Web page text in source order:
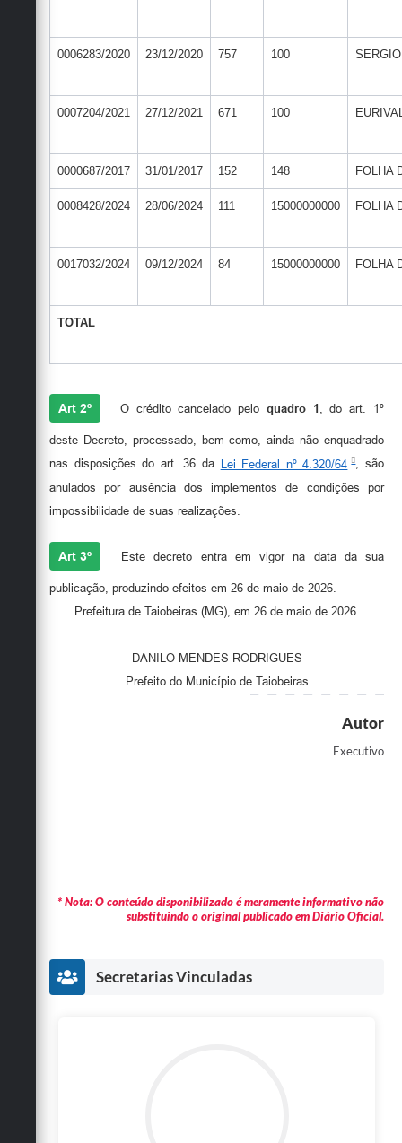
0006283/2020 23/12/2020 757 100
0007204/2021 27/12/2021 671 100
0000687/2017 31/01/2017 152 148 FOLHA
0008428/2024 28/06/2024 111 15000000000 FOLHA
0017032/2024 09/12/2024 84 15000000000 FOLHA
TOTAL
Art 2º O crédito cancelado pelo quadro 1 , do art. 1º
deste Decreto, processado, bem como, ainda não enquadrado
nas disposições do art. 36 da Lei Federal nº 4.320/64
, são
anulados por ausência dos implementos de condições por
impossibilidade de suas realizações.
Art 3º Este decreto entra em vigor na data da sua
publicação, produzindo efeitos em 26 de maio de 2026.
Prefeitura de Taiobeiras (MG), em 26 de maio de 2026.
DANILO MENDES RODRIGUES
Prefeito do Município de Taiobeiras
Autor
Executivo
* Nota: O conteúdo disponibilizado é meramente informativo não
substituindo o original publicado em Diário Oficial.
Secretarias Vinculadas